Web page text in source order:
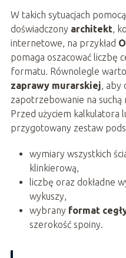
W takich sytuacjach
doświadczony architekt ,
internetowe, na przykład
pomaga oszacować liczbę
formatu. Równolegle
zaprawy murarskiej ,
zapotrzebowanie na suchą
Przed użyciem kalkulatora
przygotowany zestaw
wymiary wszystkich
klinkierową,
liczbę oraz dokładne
wykuszy,
wybrany format
szerokość spoiny.